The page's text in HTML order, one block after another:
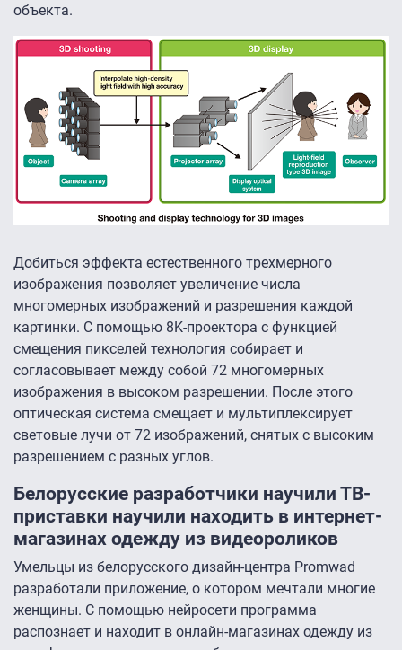
объекта.
Добиться эффекта естественного трехмерного
изображения позволяет увеличение числа
многомерных изображений и разрешения каждой
картинки. С помощью 8K-проектора с функцией
смещения пикселей технология собирает и
согласовывает между собой 72 многомерных
изображения в высоком разрешении. После этого
оптическая система смещает и мультиплексирует
световые лучи от 72 изображений, снятых с высоким
разрешением с разных углов.
Белорусские разработчики научили ТВ-
приставки научили находить в интернет-
магазинах одежду из видеороликов
Умельцы из белорусского дизайн-центра Promwad
разработали приложение, о котором мечтали многие
женщины. С помощью нейросети программа
распознает и находит в онлайн-магазинах одежду из